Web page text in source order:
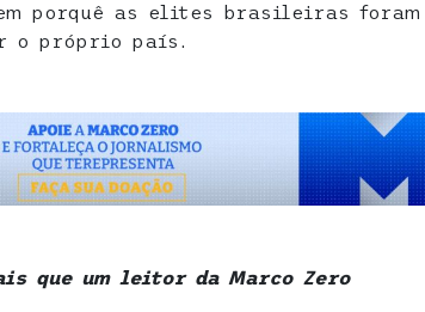
porquê as elites brasileiras foram
o próprio país.
que um leitor da Marco Zero